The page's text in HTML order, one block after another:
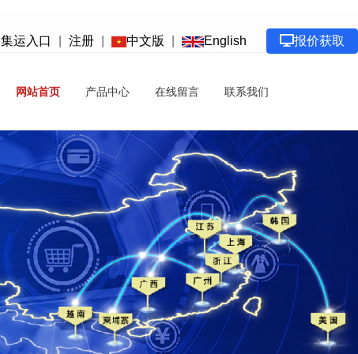
报价获取
集运入口 注册 中文版 English
网站首页 产品中心 在线留言 联系我们